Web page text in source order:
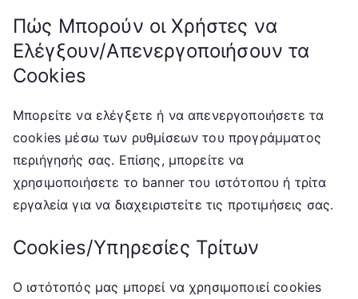
Πώς Μπορούν οι Χρήστες να
Ελέγξουν/Απενεργοποιήσουν τα
Cookies
Μπορείτε να ελέγξετε ή να απενεργοποιήσετε τα
cookies μέσω των ρυθμίσεων του προγράμματος
περιήγησής σας. Επίσης, μπορείτε να
χρησιμοποιήσετε το banner του ιστότοπου ή τρίτα
εργαλεία για να διαχειριστείτε τις προτιμήσεις σας.
Cookies/Υπηρεσίες Τρίτων
Ο ιστότοπός μας μπορεί να χρησιμοποιεί cookies